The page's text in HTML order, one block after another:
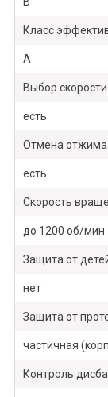
Класс
A
Выбор
есть
Отмена отжима
есть
Скорость
до 1200 об/мин
Защита от
нет
Защита от
частичная
Контроль